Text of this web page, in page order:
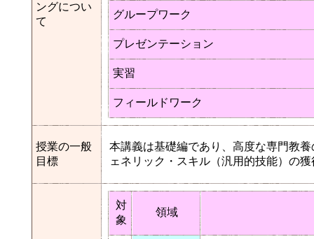
ングについ
て
グループワーク
プレゼンテーション
実習
フィールドワーク
授業の一般
目標
本講義は基礎編であり、高度な専門教
ェネリック・スキル（汎用的技能）の
対
象
領域